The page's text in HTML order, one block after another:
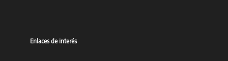
Enlaces de interés